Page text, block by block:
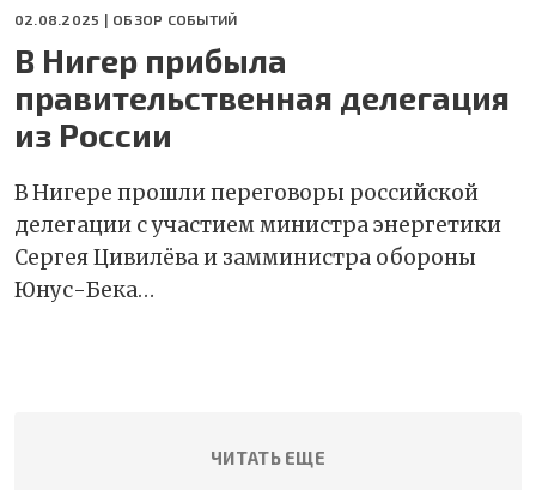
02.08.2025 | ОБЗОР СОБЫТИЙ
В Нигер прибыла
правительственная делегация
из России
В Нигере прошли переговоры российской
делегации с участием министра энергетики
Сергея Цивилëва и замминистра обороны
Юнус-Бека…
ЧИТАТЬ ЕЩЕ